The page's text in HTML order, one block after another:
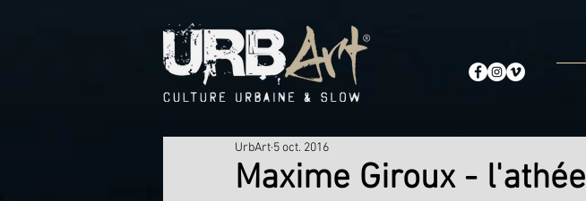
Maxime Giroux - l'athée
UrbArt 5 oct. 2016